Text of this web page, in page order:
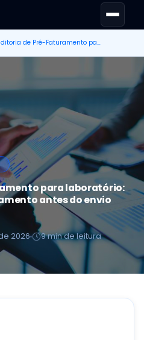
Auditoria de Pré-Faturamento para laboratório: como proteger o faturamento antes do envio aos convênios
para laboratório:
antes do envio
2026 9 min de leitura